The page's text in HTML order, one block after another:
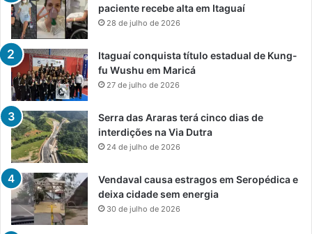
paciente recebe alta em Itaguaí
28 de julho de 2026
Itaguaí conquista título estadual de Kung-
fu Wushu em Maricá
27 de julho de 2026
Serra das Araras terá cinco dias de
interdições na Via Dutra
24 de julho de 2026
Vendaval causa estragos em Seropédica e
deixa cidade sem energia
30 de julho de 2026